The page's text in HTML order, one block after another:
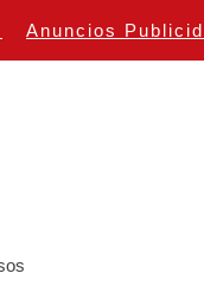
Anuncios